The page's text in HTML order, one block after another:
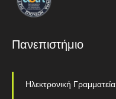
Πανεπιστήμιο
Ηλεκτρονική Γραμματεία